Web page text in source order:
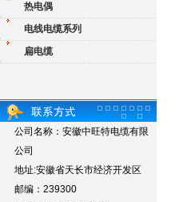
热电偶
电线电缆系列
扁电缆
公司名称：安徽中旺特电缆有限
公司
地址:安徽省天长市经济开发区
邮编：239300